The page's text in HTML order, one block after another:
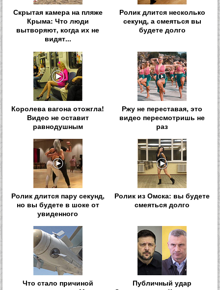
Скрытая камера на пляже
Крыма: Что люди
вытворяют, когда их не
видят...
Ролик длится несколько
секунд, а смеяться вы
будете долго
Королева вагона отожгла!
Видео не оставит
равнодушным
Ржу не переставая, это
видео пересмотришь не
раз
Ролик длится пару секунд,
но вы будете в шоке от
увиденного
Ролик из Омска: вы будете
смеяться долго
Что стало причиной
Публичный удар